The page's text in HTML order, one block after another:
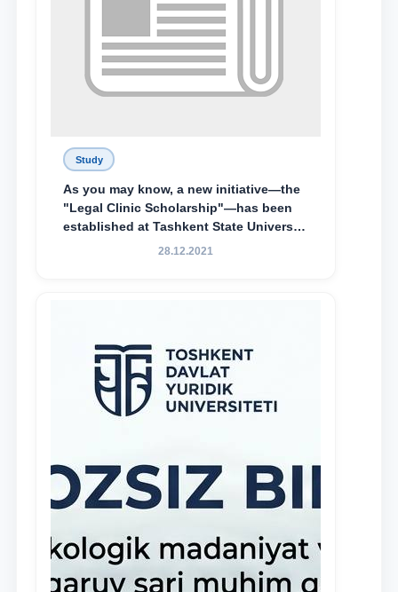
Study
As you may know, a new initiative—the
"Legal Clinic Scholarship"—has been
established at Tashkent State University
of Law to encourage talented, active,
28.12.2021